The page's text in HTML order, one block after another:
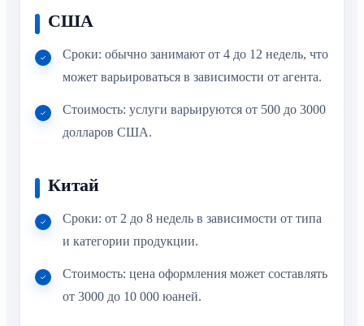
США
Сроки: обычно занимают от 4 до 12 недель, что
может варьироваться в зависимости от агента.
Стоимость: услуги варьируются от 500 до 3000
долларов США.
Китай
Сроки: от 2 до 8 недель в зависимости от типа
и категории продукции.
Стоимость: цена оформления может составлять
от 3000 до 10 000 юаней.